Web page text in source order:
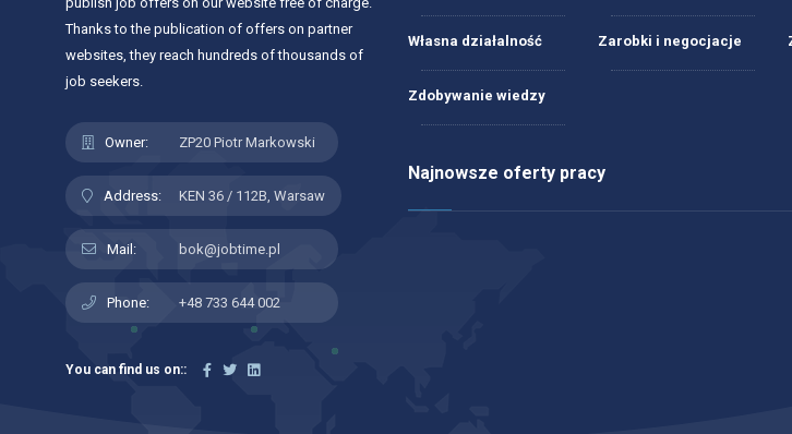
Thanks to the publication of offers on partner
websites, they reach hundreds of thousands of
job seekers.
Owner: ZP20 Piotr Markowski
Address: KEN 36 / 112B, Warsaw
Mail: bok@jobtime.pl
Phone: +48 733 644 002
You can find us on::
Własna działalność Zarobki i negocjacje
Zdobywanie wiedzy
Najnowsze oferty pracy